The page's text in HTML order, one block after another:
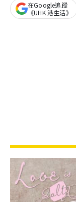
在Google追蹤
《UHK 港生活》